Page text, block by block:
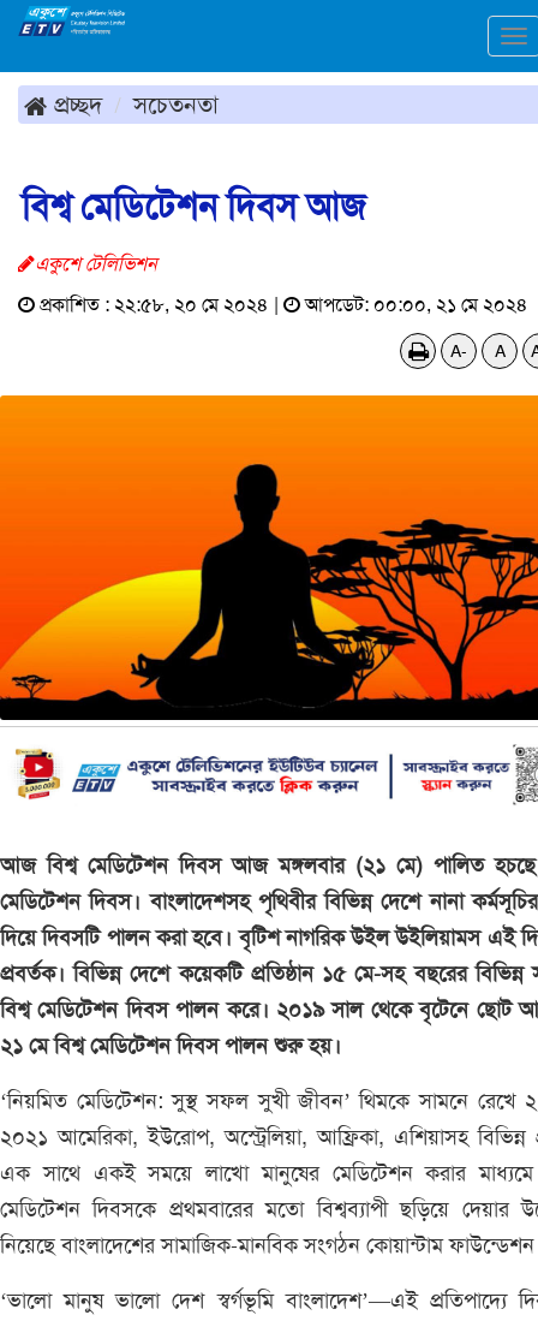
প্রচ্ছদ সচেতনতা
বিশ্ব মেডিটেশন দিবস আজ
একুশে টেলিভিশন
প্রকাশিত : ২২:৫৮, ২০ মে ২০২৪ |
আপডেট: ০০:০০, ২১ মে ২০২৪
A- A
আজ বিশ্ব মেডিটেশন দিবস আজ মঙ্গলবার (২১ মে) পালিত হচছে
মেডিটেশন দিবস। বাংলাদেশসহ পৃথিবীর বিভিন্ন দেশে নানা
দিয়ে দিবসটি পালন করা হবে। বৃটিশ নাগরিক উইল উইলিয়ামস এই
প্রবর্তক। বিভিন্ন দেশে কয়েকটি প্রতিষ্ঠান ১৫ মে-সহ বছরের বিভিন্ন
বিশ্ব মেডিটেশন দিবস পালন করে। ২০১৯ সাল থেকে বৃটেনে ছোট
২১ মে বিশ্ব মেডিটেশন দিবস পালন শুরু হয়।
‘নিয়মিত মেডিটেশন: সুস্থ সফল সুখী জীবন’ থিমকে সামনে রেখে
২০২১ আমেরিকা, ইউরোপ, অস্ট্রেলিয়া, আফ্রিকা, এশিয়াসহ বিভিন্ন
এক সাথে একই সময়ে লাখো মানুষের মেডিটেশন করার মাধ্যমে
মেডিটেশন দিবসকে প্রথমবারের মতো বিশ্বব্যাপী ছড়িয়ে দেয়ার
নিয়েছে বাংলাদেশের সামাজিক-মানবিক সংগঠন কোয়ান্টাম
‘ভালো মানুষ ভালো দেশ স্বর্গভূমি বাংলাদেশ’—এই প্রতিপাদ্যে